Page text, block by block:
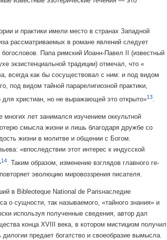
и практики имели место в странах Западной
рассматриваемых в романе явлений следует
Папа римский Иоанн-Павел II (известный
экзистен­циальной традиции) отмечал, что «
всегда как бы сосуществовал с ним: и под видом
под видом тайной парарелигиозной практики,
христиан, но не выра­жающей это открыто»13.
лет занимался изучением оккультной
смысла жизни и лишь благода­ря дружбе со
жизни в молитве и общении с Богом.
«впоследствии этот интерес к индусской
14. Таким образом, изменение взглядов главного ге­
эво­люцию мировоззрения писателя.
в Bibleoteque National de Parisнаследие
о сущности, так называемого, «тай­ного знания» и
используя полученные сведения, автор дал
конца XVIII века, в котором мистицизм получил
предает богатство и своеоб­разие вымысла.